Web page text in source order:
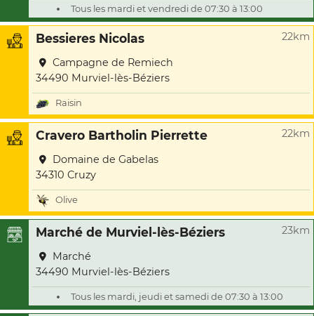
Tous les mardi et vendredi de 07:30 à 13:00
Bessieres Nicolas 22km
Campagne de Remiech
34490 Murviel-lès-Béziers
Raisin
Cravero Bartholin Pierrette 22km
Domaine de Gabelas
34310 Cruzy
Olive
Marché de Murviel-lès-Béziers 23km
Marché
34490 Murviel-lès-Béziers
Tous les mardi, jeudi et samedi de 07:30 à 13:00